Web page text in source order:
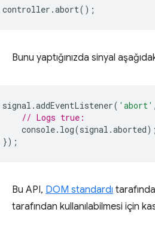
controller .abort();
Bunu yaptığınızda sinyal
signal .addEventListener( 'abort' ,
// Logs true:
console. log(signal .aborted);
});
Bu API, DOM standardı
tarafından kullanılabilmesi için